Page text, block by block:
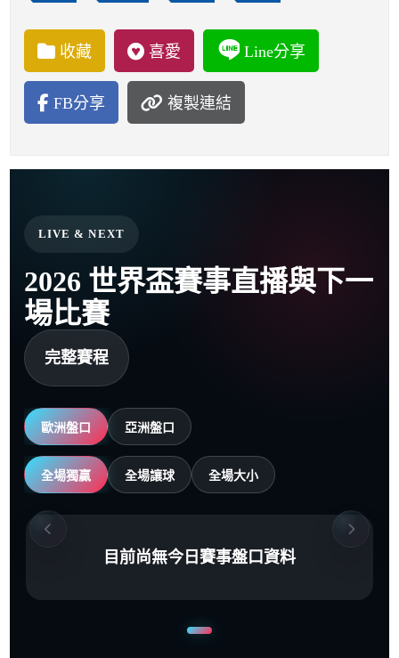
收藏 喜愛 Line分享
FB分享 複製連結
LIVE & NEXT
2026 世界盃賽事直播與下一
場比賽
完整賽程
歐洲盤口 亞洲盤口
全場獨贏 全場讓球 全場大小
目前尚無今日賽事盤口資料